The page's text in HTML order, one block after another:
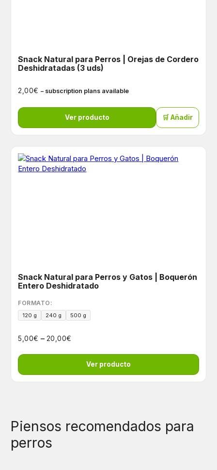
Snack Natural para Perros | Orejas de Cordero
Deshidratadas (3 uds)
2,00€ – subscription plans available
Ver producto 🛒 Añadir
Snack Natural para Perros y Gatos | Boquerón
Entero Deshidratado
FORMATO:
120 g 240 g 500 g
5,00€ – 20,00€
Ver producto
Piensos recomendados para
perros